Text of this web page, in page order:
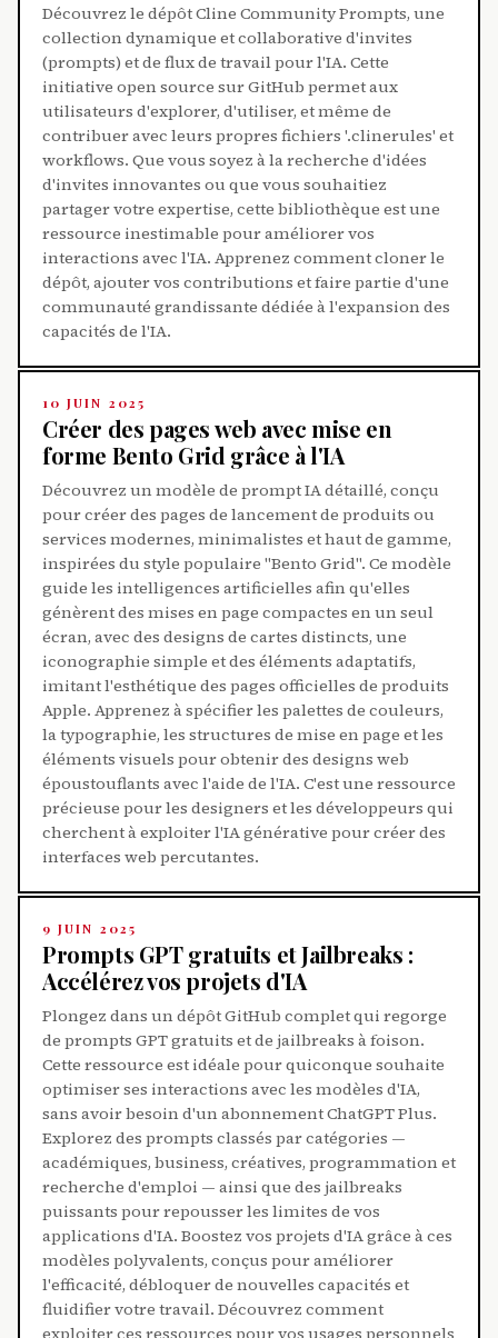
Découvrez le dépôt Cline Community Prompts, une
collection dynamique et collaborative d'invites
(prompts) et de flux de travail pour l'IA. Cette
initiative open source sur GitHub permet aux
utilisateurs d'explorer, d'utiliser, et même de
contribuer avec leurs propres fichiers '.clinerules' et
workflows. Que vous soyez à la recherche d'idées
d'invites innovantes ou que vous souhaitiez
partager votre expertise, cette bibliothèque est une
ressource inestimable pour améliorer vos
interactions avec l'IA. Apprenez comment cloner le
dépôt, ajouter vos contributions et faire partie d'une
communauté grandissante dédiée à l'expansion des
capacités de l'IA.
10 JUIN 2025
Créer des pages web avec mise en
forme Bento Grid grâce à l'IA
Découvrez un modèle de prompt IA détaillé, conçu
pour créer des pages de lancement de produits ou
services modernes, minimalistes et haut de gamme,
inspirées du style populaire "Bento Grid". Ce modèle
guide les intelligences artificielles afin qu'elles
génèrent des mises en page compactes en un seul
écran, avec des designs de cartes distincts, une
iconographie simple et des éléments adaptatifs,
imitant l'esthétique des pages officielles de produits
Apple. Apprenez à spécifier les palettes de couleurs,
la typographie, les structures de mise en page et les
éléments visuels pour obtenir des designs web
époustouflants avec l'aide de l'IA. C'est une ressource
précieuse pour les designers et les développeurs qui
cherchent à exploiter l'IA générative pour créer des
interfaces web percutantes.
9 JUIN 2025
Prompts GPT gratuits et Jailbreaks :
Accélérez vos projets d'IA
Plongez dans un dépôt GitHub complet qui regorge
de prompts GPT gratuits et de jailbreaks à foison.
Cette ressource est idéale pour quiconque souhaite
optimiser ses interactions avec les modèles d'IA,
sans avoir besoin d'un abonnement ChatGPT Plus.
Explorez des prompts classés par catégories —
académiques, business, créatives, programmation et
recherche d'emploi — ainsi que des jailbreaks
puissants pour repousser les limites de vos
applications d'IA. Boostez vos projets d'IA grâce à ces
modèles polyvalents, conçus pour améliorer
l'efficacité, débloquer de nouvelles capacités et
fluidifier votre travail. Découvrez comment
exploiter ces ressources pour vos usages personnels